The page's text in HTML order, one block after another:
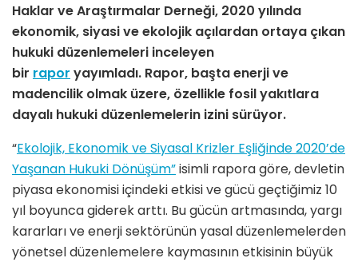
Haklar ve Araştırmalar Derneği, 2020 yılında
ekonomik, siyasi ve ekolojik açılardan ortaya çıkan
hukuki düzenlemeleri inceleyen
bir rapor yayımladı. Rapor, başta enerji ve
madencilik olmak üzere, özellikle fosil yakıtlara
dayalı hukuki düzenlemelerin izini sürüyor.
“Ekolojik, Ekonomik ve Siyasal Krizler Eşliğinde 2020’de
Yaşanan Hukuki Dönüşüm”isimli rapora göre, devletin
piyasa ekonomisi içindeki etkisi ve gücü geçtiğimiz 10
yıl boyunca giderek arttı. Bu gücün artmasında, yargı
kararları ve enerji sektörünün yasal düzenlemelerden
yönetsel düzenlemelere kaymasının etkisinin büyük